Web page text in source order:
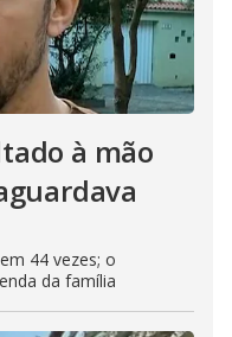
à mão
44 vezes; o
da família